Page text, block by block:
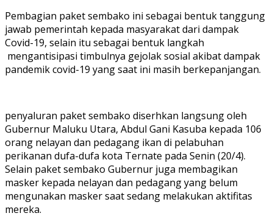
Pembagian paket sembako ini sebagai bentuk tanggung
jawab pemerintah kepada masyarakat dari dampak
Covid-19, selain itu sebagai bentuk langkah
mengantisipasi timbulnya gejolak sosial akibat dampak
pandemik covid-19 yang saat ini masih berkepanjangan.
penyaluran paket sembako diserhkan langsung oleh
Gubernur Maluku Utara, Abdul Gani Kasuba kepada 106
orang nelayan dan pedagang ikan di pelabuhan
perikanan dufa-dufa kota Ternate pada Senin (20/4).
Selain paket sembako Gubernur juga membagikan
masker kepada nelayan dan pedagang yang belum
mengunakan masker saat sedang melakukan aktifitas
mereka.